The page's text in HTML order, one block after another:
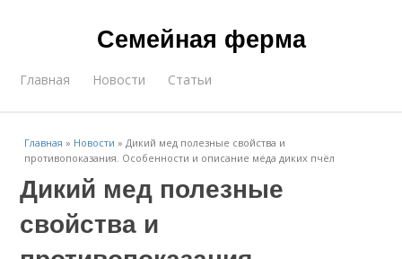
Семейная ферма
Главная Новости Статьи
Главная » Новости »Дикий мед полезные свойства и
противопоказания. Особенности и описание мёда диких пчёл
Дикий мед полезные
свойства и